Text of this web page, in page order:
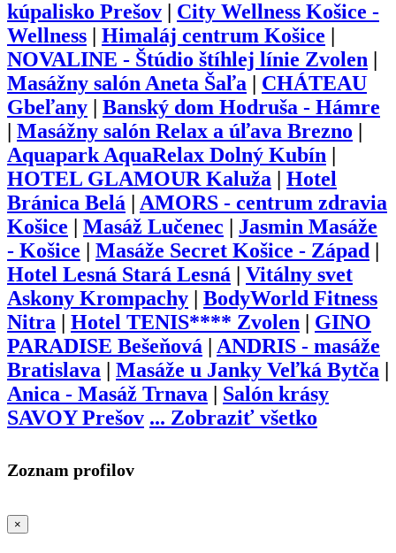
kúpalisko Prešov
City Wellness Košice -
Wellness
Himaláj centrum Košice
NOVALINE - Štúdio štíhlej línie Zvolen
Masážny salón Aneta Šaľa
CHÁTEAU
Gbeľany
Banský dom Hodruša - Hámre
Masážny salón Relax a úľava Brezno
Aquapark AquaRelax Dolný Kubín
HOTEL GLAMOUR Kaluža
Hotel
Bránica Belá
AMORS - centrum zdravia
Košice
Masáž Lučenec
Jasmin Masáže
- Košice
Masáže Secret Košice - Západ
Hotel Lesná Stará Lesná
Vitálny svet
Askony Krompachy
BodyWorld Fitness
Nitra
Hotel TENIS**** Zvolen
GINO
PARADISE Bešeňová
ANDRIS - masáže
Bratislava
Masáže u Janky Veľká Bytča
Anica - Masáž Trnava
Salón krásy
SAVOY Prešov ... Zobraziť všetko
Zoznam profilov
×